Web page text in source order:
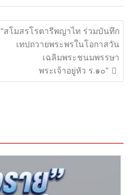
“สโมสรโรตารีพญาไท ร่วมบันทึก
เทปถวายพระพรในโอกาสวัน
เฉลิมพระชนมพรรษา
พระเจ้าอยู่หัว ร.๑๐”